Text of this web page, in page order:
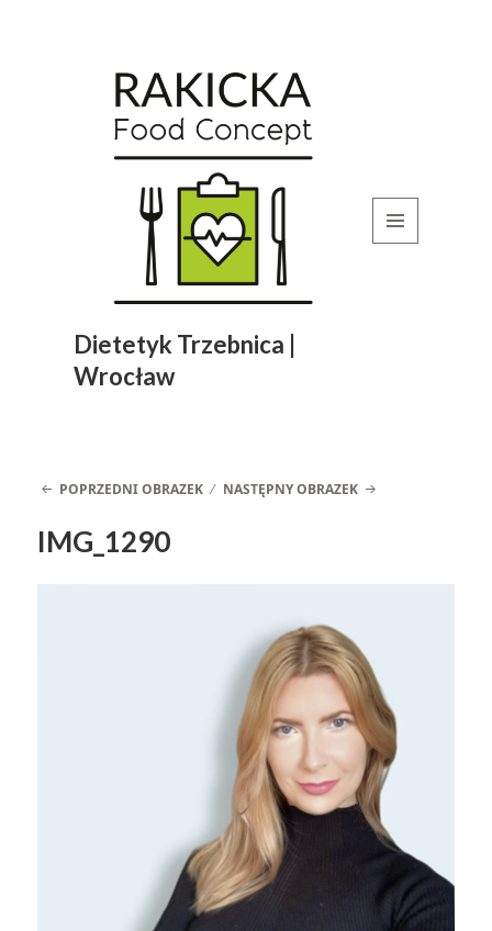
Dietetyk Trzebnica |
Wrocław
POPRZEDNI OBRAZEK NASTĘPNY OBRAZEK
IMG_1290